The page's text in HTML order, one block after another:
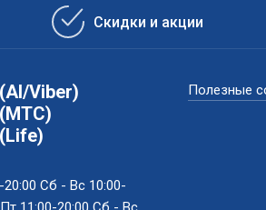
Скидки и акции
Viber)
(МТС)
Сб - Вс 10:00-
Полезные